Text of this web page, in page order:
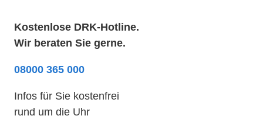
Kostenlose DRK-Hotline.
Wir beraten Sie gerne.
08000 365 000
Infos für Sie kostenfrei
rund um die Uhr